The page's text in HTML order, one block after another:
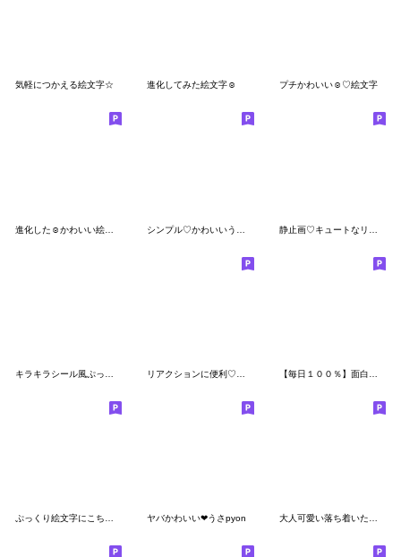
気軽につかえる絵文字☆ 進化してみた絵文字☺︎ プチかわいい☺︎♡絵文字
ぷっくり絵文字にこちゃん ヤバかわいい❤うさpyon 大人可愛い落ち着いたくすみカラフル絵文字